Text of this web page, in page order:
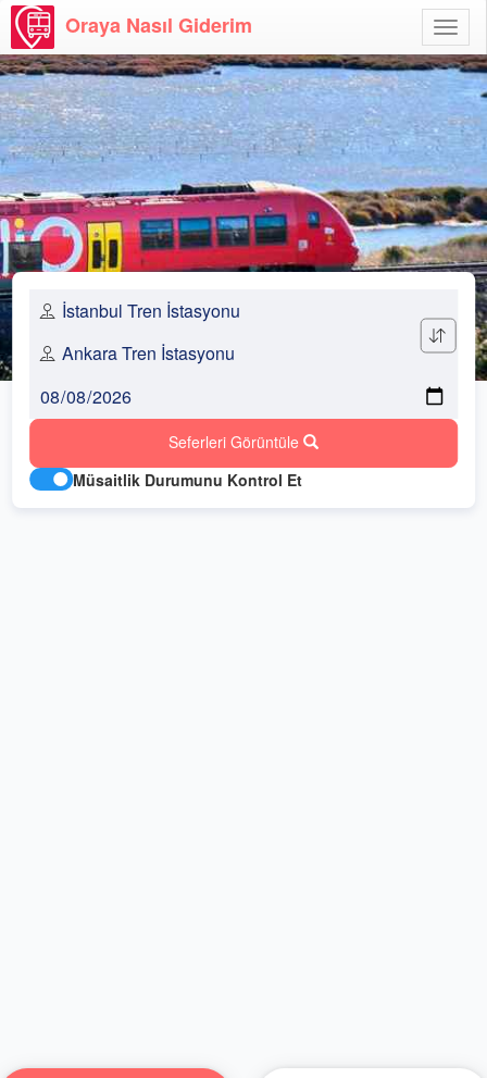
Aç
Oraya Nasıl Giderim
Seferleri Görüntüle
Müsaitlik Durumunu Kontrol Et